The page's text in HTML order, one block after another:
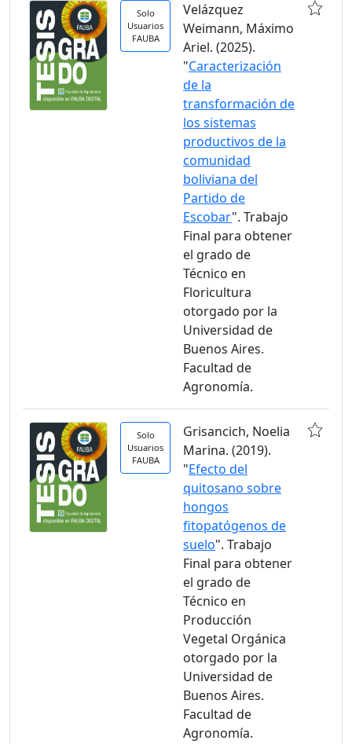
Solo
Usuarios
FAUBA
Velázquez
Weimann, Máximo
Ariel. (2025).
"Caracterización
de la
transformación de
los sistemas
productivos de la
comunidad
boliviana del
Partido de
Escobar". Trabajo
Final para obtener
el grado de
Técnico en
Floricultura
otorgado por la
Universidad de
Buenos Aires.
Facultad de
Agronomía.
Solo
Usuarios
FAUBA
Grisancich, Noelia
Marina. (2019).
"Efecto del
quitosano sobre
hongos
fitopatógenos de
suelo". Trabajo
Final para obtener
el grado de
Técnico en
Producción
Vegetal Orgánica
otorgado por la
Universidad de
Buenos Aires.
Facultad de
Agronomía.